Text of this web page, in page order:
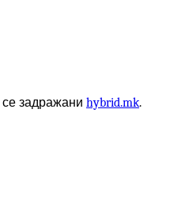
задражани hybrid.mk.